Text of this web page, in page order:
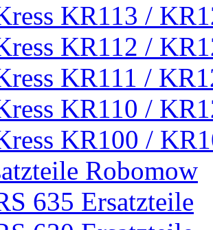
KR113 /
KR112 /
KR111 /
KR110 /
KR100 /
Robomow
635 Ersatzteile